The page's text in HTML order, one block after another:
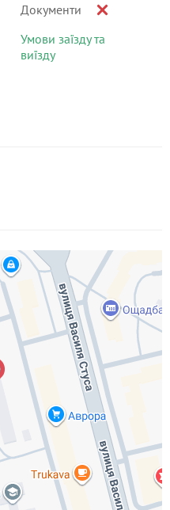
Документи
Умови заїзду та
виїзду